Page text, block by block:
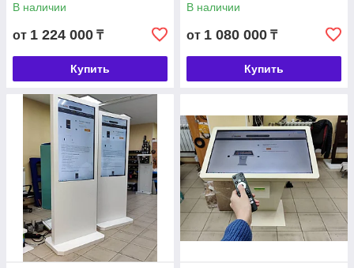
В наличии
от 1 224 000 ₸
Купить
В наличии
от 1 080 000 ₸
Купить